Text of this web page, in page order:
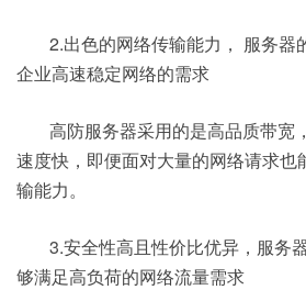
2.出色的网络传输能力， 服务器
企业高速稳定网络的需求
高防服务器采用的是高品质带宽
速度快，即便面对大量的网络请求也
输能力。
3.安全性高且性价比优异，服务
够满足高负荷的网络流量需求